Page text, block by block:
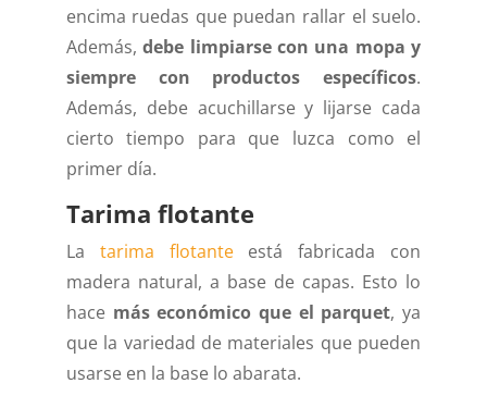
encima ruedas que puedan rallar el suelo.
Además,debe limpiarse con una mopa y
siempre con productos específicos.
Además, debe acuchillarse y lijarse cada
cierto tiempo para que luzca como el
primer día.
Tarima flotante
La tarima flotanteestá fabricada con
madera natural, a base de capas. Esto lo
hace más económico que el parquet, ya
que la variedad de materiales que pueden
usarse en la base lo abarata.